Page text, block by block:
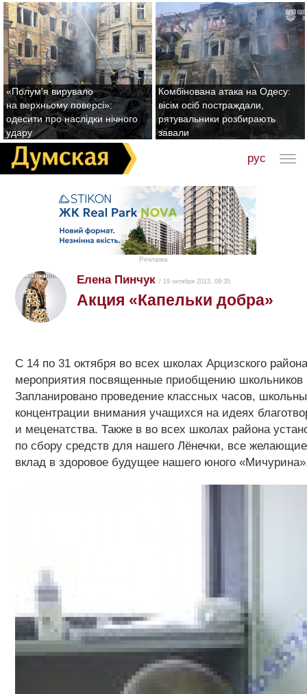
«Полум'я вирувало
на верхньому поверсі»:
одесити про наслідки нічного
удару
Комбінована атака на Одесу:
вісім осіб постраждали,
рятувальники розбирають
завали
рус
Реклама
Елена Пинчук / 19 октября 2013, 09:35
Акция «Капельки добра»
С 14 по 31 октября во всех школах Арцизского
мероприятия посвященные приобщению
Запланировано проведение классных часов,
концентрации внимания учащихся на идеях
и меценатства. Также в во всех школах района
по сбору средств для нашего Лёнечки, все
вклад в здоровое будущее нашего юного